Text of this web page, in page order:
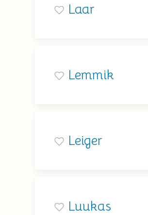
Laar
Lemmik
Leiger
Luukas